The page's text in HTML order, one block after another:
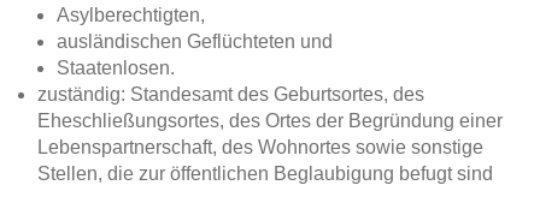
Asylberechtigten,
ausländischen Geflüchteten und
Staatenlosen.
zuständig: Standesamt des Geburtsortes, des
Eheschließungsortes, des Ortes der Begründung einer
Lebenspartnerschaft, des Wohnortes sowie sonstige
Stellen, die zur öffentlichen Beglaubigung befugt sind